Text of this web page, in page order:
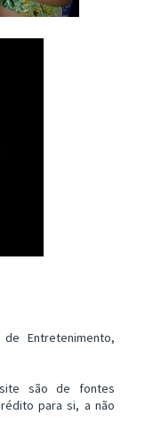
Entretenimento,
são de fontes
para si, a não